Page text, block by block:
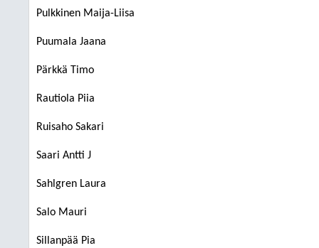
Pulkkinen Maija-Liisa
Puumala Jaana
Pärkkä Timo
Rautiola Piia
Ruisaho Sakari
Saari Antti J
Sahlgren Laura
Salo Mauri
Sillanpää Pia